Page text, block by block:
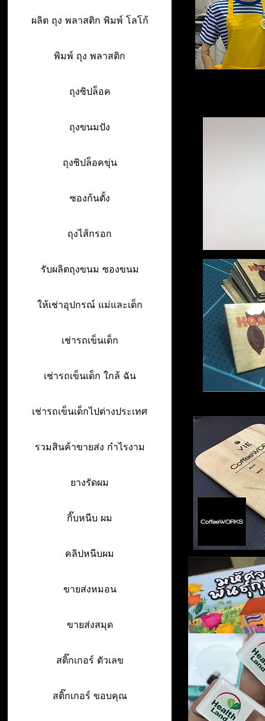
ผลิต ถุง พลาสติก พิมพ์ โลโก้
พิมพ์ ถุง พลาสติก
ถุงซิปล็อค
ถุงขนมปัง
ถุงซิปล็อคขุ่น
ซองก้นตั้ง
ถุงไส้กรอก
รับผลิตถุงขนม ซองขนม
ให้เช่าอุปกรณ์ แม่และเด็ก
เช่ารถเข็นเด็ก
เช่ารถเข็นเด็ก ใกล้ ฉัน
เช่ารถเข็นเด็กไปต่างประเทศ
รวมสินค้าขายส่ง กำไรงาม
ยางรัดผม
กิ๊บหนีบ ผม
คลิปหนีบผม
ขายส่งหมอน
ขายส่งสมุด
สติ๊กเกอร์ ตัวเลข
สติ๊กเกอร์ ขอบคุณ